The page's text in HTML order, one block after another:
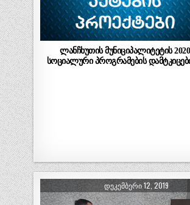
ლანჩხუთის მუნიციპალიტეტის
სოციალური პროგრამების
ᲓᲔᲙᲔᲛᲑᲔᲠᲘ 12, 2019